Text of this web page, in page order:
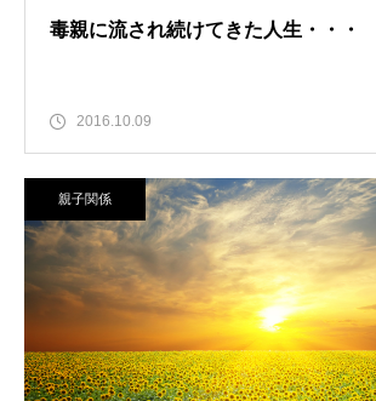
毒親に流され続けてきた人生・・・
2016.10.09
親子関係